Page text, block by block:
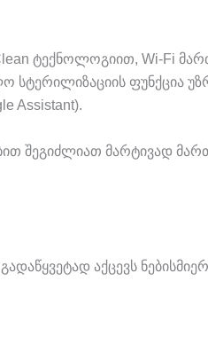
ტექნოლოგიით, Wi-Fi
სტერილიზაციის ფუნქცია
Assistant).
შეგიძლიათ მარტივად
აქცევს